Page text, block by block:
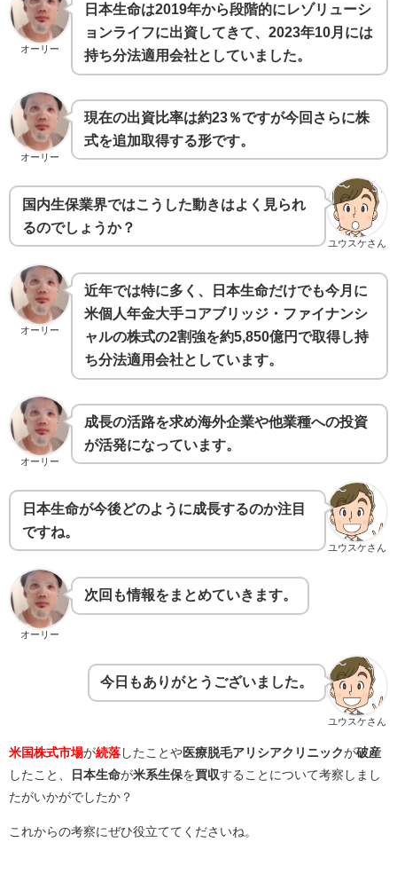
オーリー
日本生命は2019年から段階的にレゾリューシ
ョンライフに出資してきて、2023年10月には
持ち分法適用会社としていました。
オーリー
現在の出資比率は約23％ですが今回さらに株
式を追加取得する形です。
ユウスケさん
国内生保業界ではこうした動きはよく見られ
るのでしょうか？
オーリー
近年では特に多く、日本生命だけでも今月に
米個人年金大手コアブリッジ・ファイナンシ
ャルの株式の2割強を約5,850億円で取得し持
ち分法適用会社としています。
オーリー
成長の活路を求め海外企業や他業種への投資
が活発になっています。
ユウスケさん
日本生命が今後どのように成長するのか注目
ですね。
オーリー
次回も情報をまとめていきます。
ユウスケさん
今日もありがとうございました。
米国株式市場が続落 したことや医療脱毛アリシアクリニックが破産
したこと、
日本生命が米系生保を買収することについて考察しまし
たがいかがでしたか？
これからの考察にぜひ役立ててくださいね。